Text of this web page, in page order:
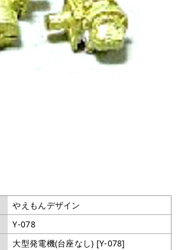
やえもんデザイン
Y-078
大型発電機(台座なし) [Y-078]